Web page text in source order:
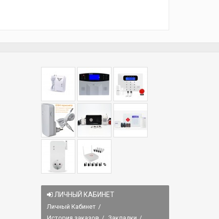
ЛИЧНЫЙ КАБИНЕТ
Личный Кабинет